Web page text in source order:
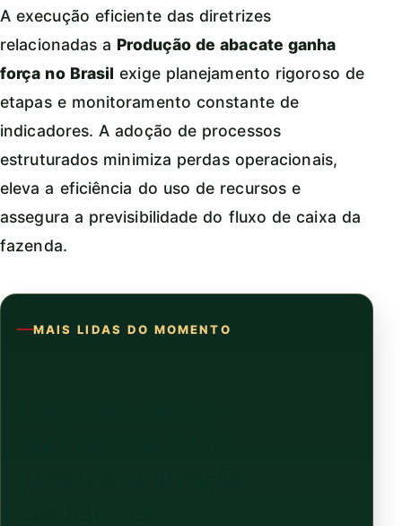
A execução eficiente das diretrizes
relacionadas a Produção de abacate ganha
força no Brasil exige planejamento rigoroso de
etapas e monitoramento constante de
indicadores. A adoção de processos
estruturados minimiza perdas operacionais,
eleva a eficiência do uso de recursos e
assegura a previsibilidade do fluxo de caixa da
fazenda.
MAIS LIDAS DO MOMENTO